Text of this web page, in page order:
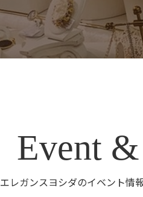
Event
エレガンスヨシダのイベント情